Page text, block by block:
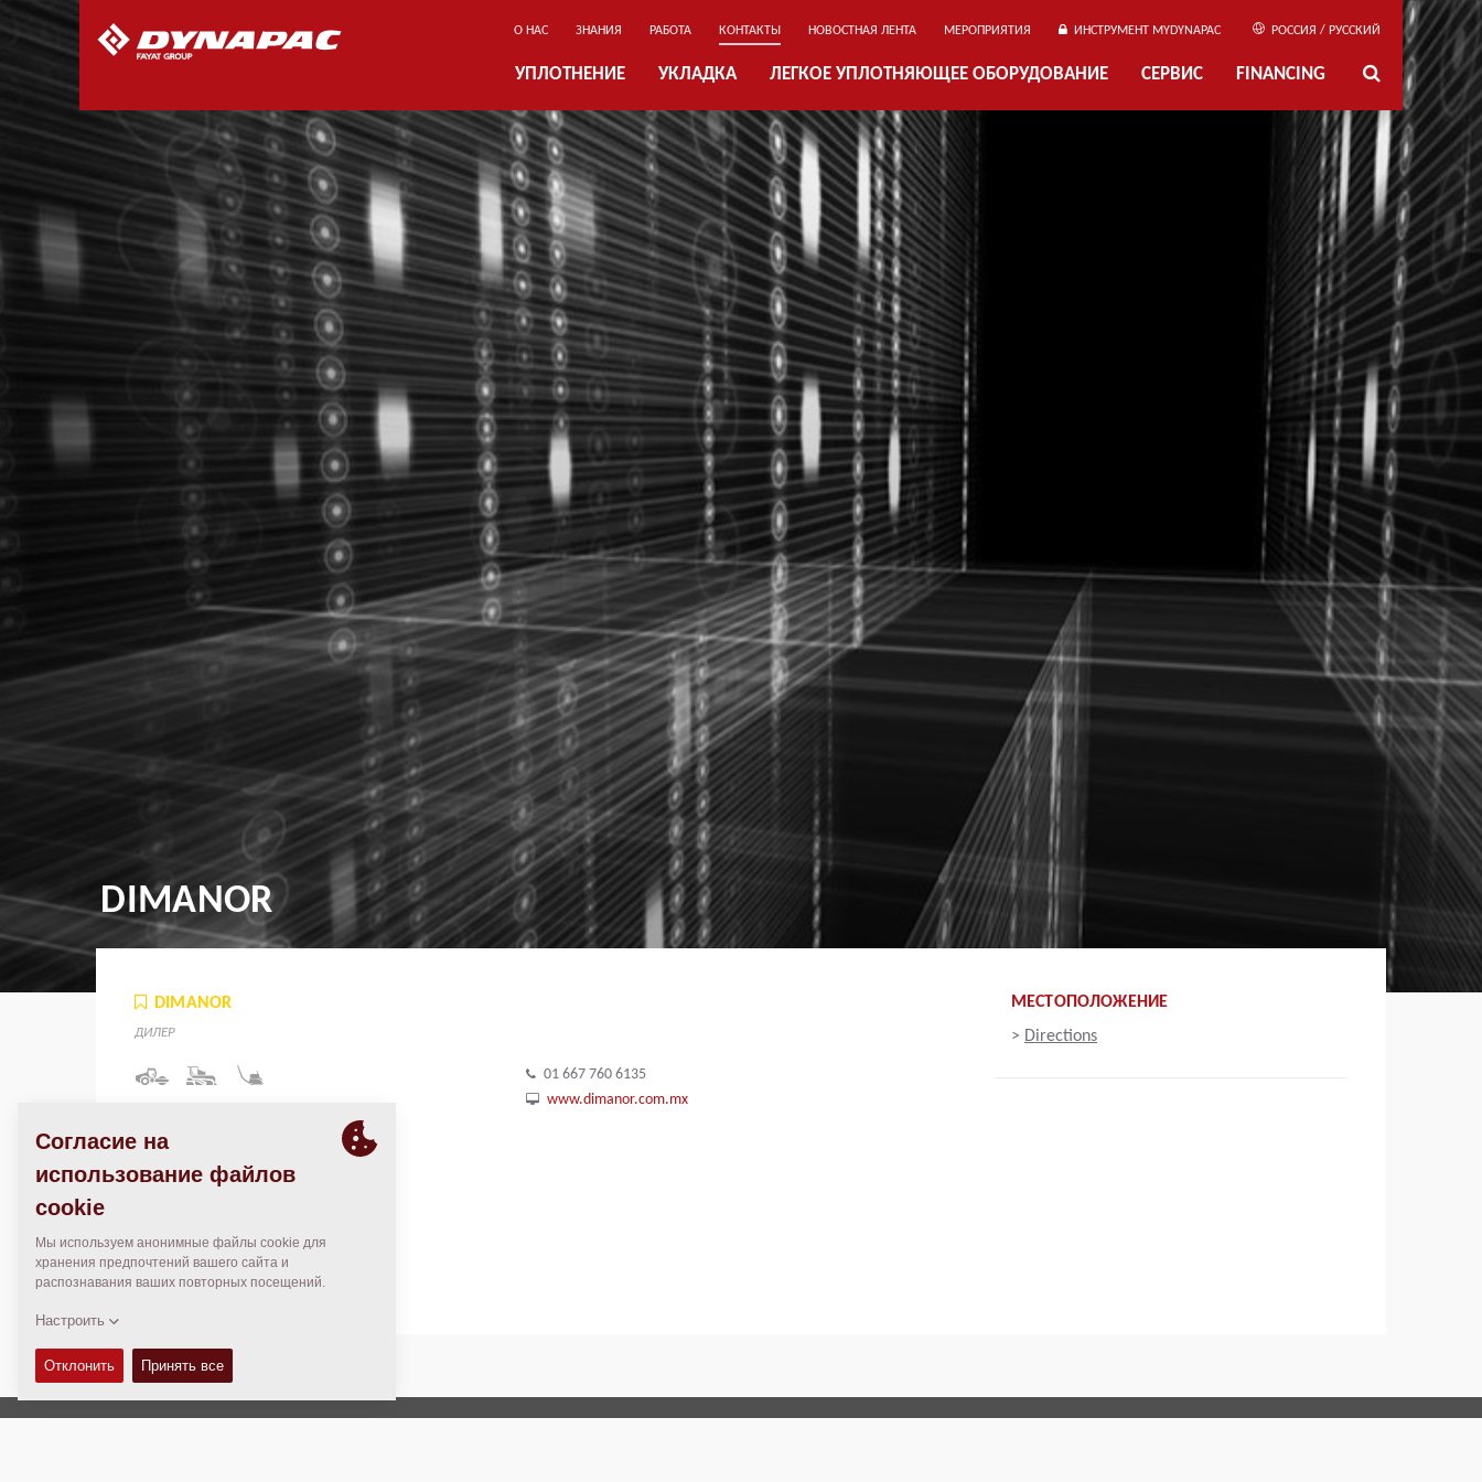
О НАС ЗНАНИЯ РАБОТА КОНТАКТЫ НОВОСТНАЯ ЛЕНТА МЕРОПРИЯТИЯ ИНСТРУМЕНТ MYDYNAPAC РОССИЯ / РУССКИЙ
УПЛОТНЕНИЕ УКЛАДКА ЛЕГКОЕ УПЛОТНЯЮЩЕЕ ОБОРУДОВАНИЕ СЕРВИС FINANCING
DIMANOR
DIMANOR
ДИЛЕР
Col. Aurora, Centro,
Culiacán Rosales, Sin. México
Mexico
01 667 760 6135
www.dimanor.com.mx
МЕСТОПОЛОЖЕНИЕ
> Directions